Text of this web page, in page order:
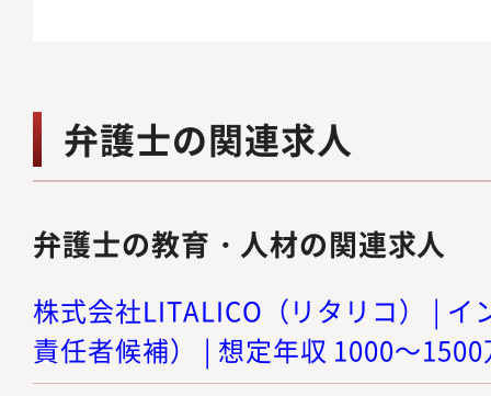
弁護士の関連求人
弁護士の教育・人材の関連求人
株式会社LITALICO（リタリコ） | イ
責任者候補） | 想定年収 1000～